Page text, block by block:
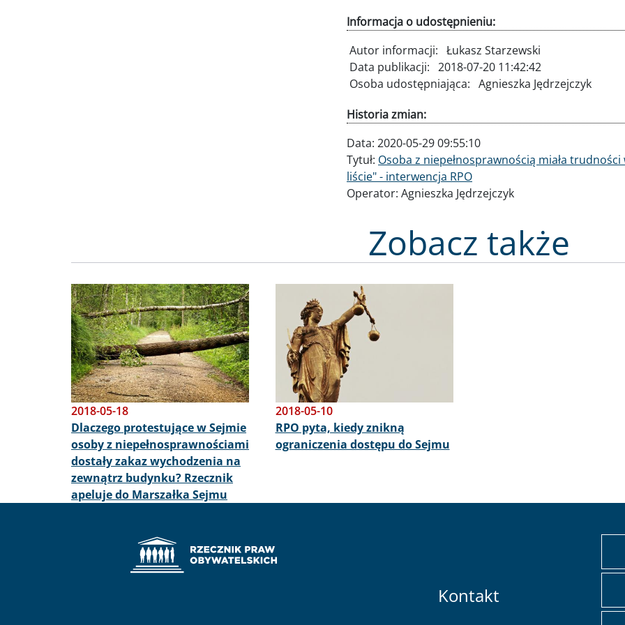
Informacja o udostępnieniu:
Autor informacji: Łukasz Starzewski
Data publikacji: 2018-07-20 11:42:42
Osoba udostępniająca: Agnieszka Jędrzejczyk
Historia zmian:
Data: 2020-05-29 09:55:10
Tytuł: Osoba z niepełnosprawnością miała
liście" - interwencja RPO
Operator: Agnieszka Jędrzejczyk
Zobacz także
Obraz
2018-05-18
Dlaczego protestujące w Sejmie
osoby z niepełnosprawnościami
dostały zakaz wychodzenia na
zewnątrz budynku? Rzecznik
apeluje do Marszałka Sejmu
2018-05-10
RPO pyta, kiedy znikną
ograniczenia dostępu do Sejmu
Kontakt